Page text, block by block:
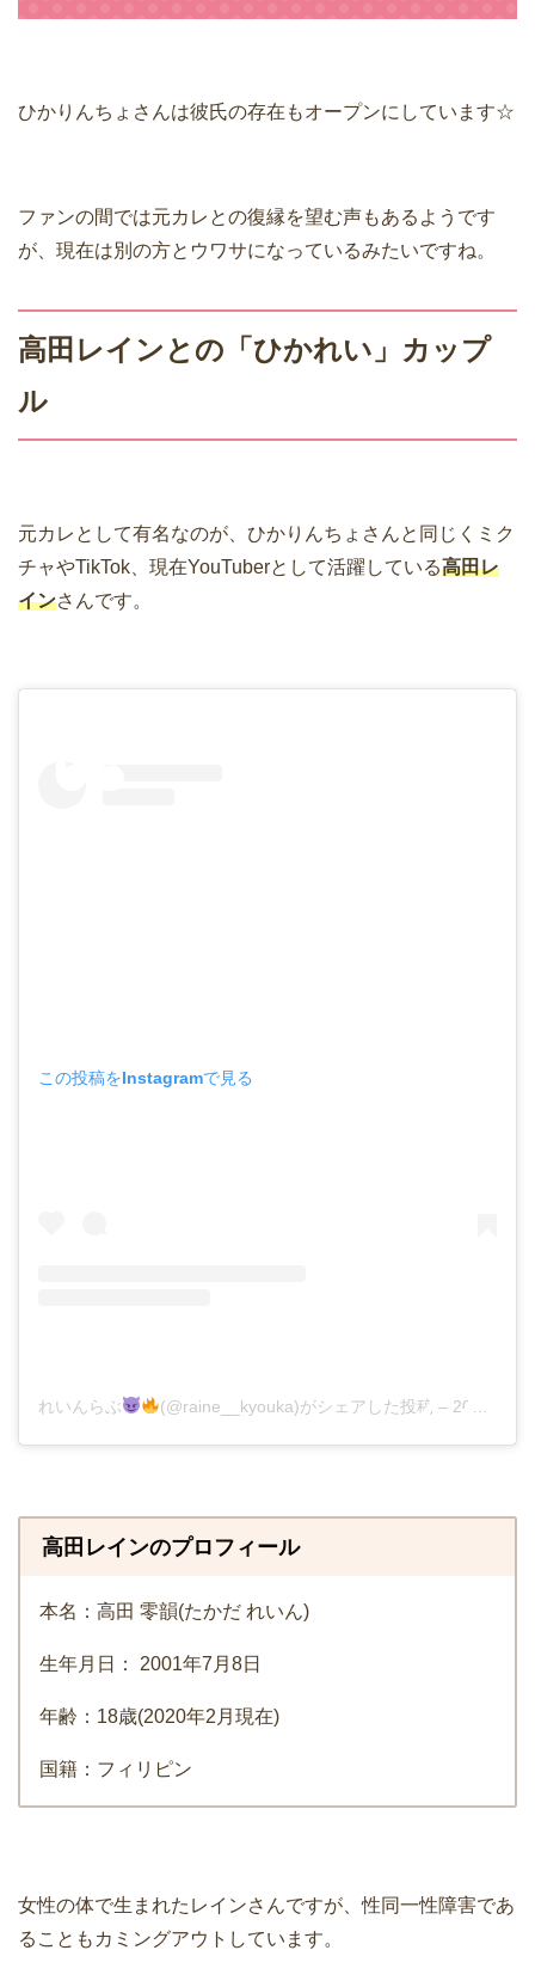
ひかりんちょさんは彼氏の存在もオープンにしています☆
ファンの間では元カレとの復縁を望む声もあるようです
が、現在は別の方とウワサになっているみたいですね。
高田レインとの「ひかれい」カップ
ル
元カレとして有名なのが、ひかりんちょさんと同じくミク
チャやTikTok、現在YouTuberとして活躍している高田レ
インさんです。
この投稿をInstagramで見る
れいんらぶ (@raine__kyouka)がシェアした投稿 – 2019年 9月月28日午前4時19分PDT
高田レインのプロフィール
本名：高田 零韻(たかだ れいん)
生年月日： 2001年7月8日
年齢：18歳(2020年2月現在)
国籍：フィリピン
女性の体で生まれたレインさんですが、性同一性障害であ
ることもカミングアウトしています。